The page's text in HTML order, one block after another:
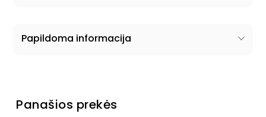
Papildoma informacija
Panašios prekės